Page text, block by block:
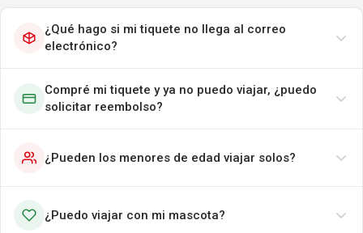
¿Qué hago si mi tiquete no llega al correo
electrónico?
Compré mi tiquete y ya no puedo viajar, ¿puedo
solicitar reembolso?
¿Pueden los menores de edad viajar solos?
¿Puedo viajar con mi mascota?